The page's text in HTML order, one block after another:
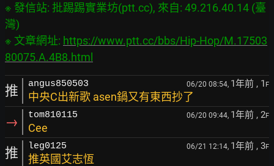
※ 發信站: 批踢踢實業坊(ptt.cc), 來自: 49.216.40.14 (臺
灣)
※ 文章網址: https://www.ptt.cc/bbs/Hip-Hop/M.17503
80075.A.4B8.html
推 angus850503 06/20 08:54, 1年前 , 1 F
中央C出新歌 asen鍋又有東西抄了
→ tom810115 06/20 09:44, 1年前 , 2F
Cee
推 leg0125 06/21 12:14, 1年前 , 3F
推英國艾志恆